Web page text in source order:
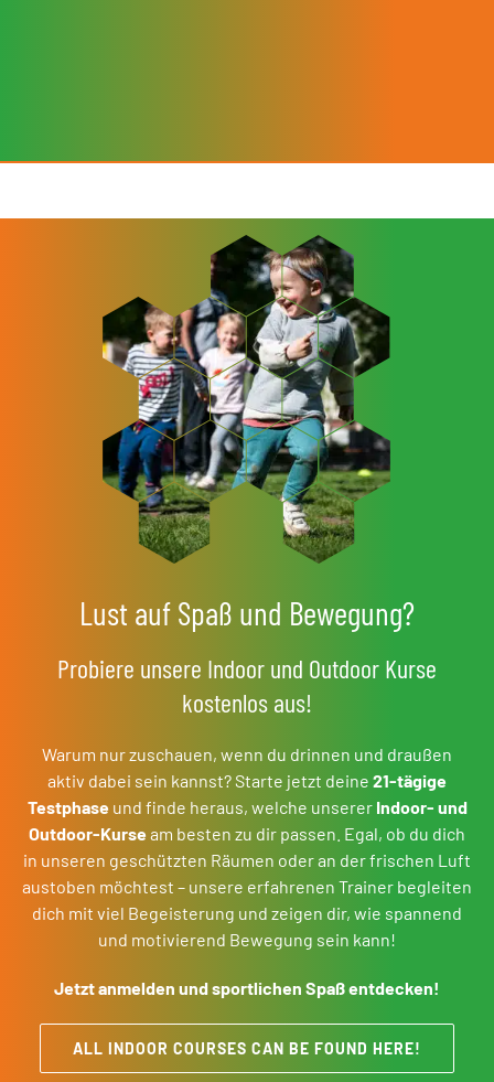
Lust auf Spaß und Bewegung?
Probiere unsere Indoor und Outdoor Kurse
kostenlos aus!
Warum nur zuschauen, wenn du drinnen und draußen
aktiv dabei sein kannst? Starte jetzt deine 21-tägige
Testphaseund finde heraus, welche unserer Indoor- und
Outdoor-Kurseam besten zu dir passen. Egal, ob du dich
in unseren geschützten Räumen oder an der frischen Luft
austoben möchtest – unsere erfahrenen Trainer begleiten
dich mit viel Begeisterung und zeigen dir, wie spannend
und motivierend Bewegung sein kann!
Jetzt anmelden und sportlichen Spaß entdecken!
ALL INDOOR COURSES CAN BE FOUND HERE!